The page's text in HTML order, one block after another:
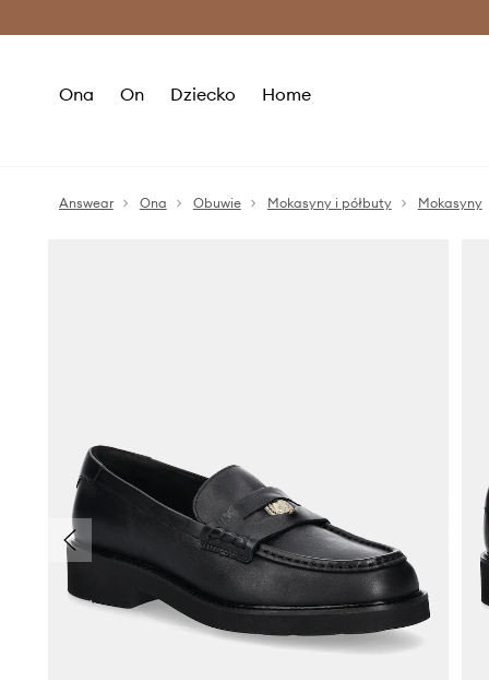
Ona On Dziecko Home
Answear Ona Obuwie Mokasyny i półbuty Mokasyny